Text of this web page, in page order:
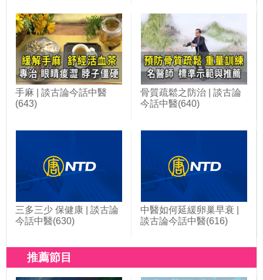
手麻 | 談古論今話中醫
(643)
骨質疏鬆之防治 | 談古論
今話中醫(640)
三多三少 保健康 | 談古論
今話中醫(630)
中醫如何延緩卵巢早衰 |
談古論今話中醫(616)
推薦節目